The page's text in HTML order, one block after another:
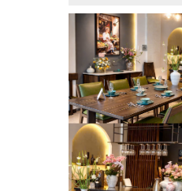
các mẹ phải thường
xuyên đi khám thai
định kì. Tuy nhiên, để
lựa chọn được những
phòng khám với chất
lượng tốt thì không
phải là điều dễ dàng.
Những gợi ý dưới đây
của
Thuocthang.com.vn